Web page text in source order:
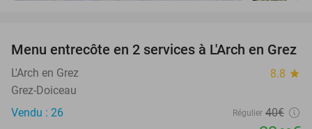
40%
Menu entrecôte en 2 services à L'Arch en Grez
L'Arch en Grez 8.8 star
Grez-Doiceau
Vendu : 26
Régulier 40€